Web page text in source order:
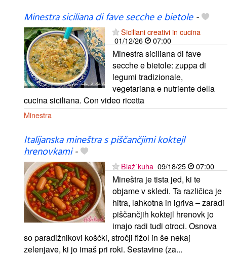
Minestra siciliana di fave secche e bietole-
Siciliani creativi in cucina
01/12/26
07:00
Minestra siciliana di fave
secche e bietole: zuppa di
legumi tradizionale,
vegetariana e nutriente della
cucina siciliana. Con video ricetta
Minestra
Italijanska mineštra s piščančjimi koktejl
hrenovkami-
Blaž`kuha 09/18/25 07:00
Mineštra je tista jed, ki te
objame v skledi. Ta različica je
hitra, lahkotna in igriva – zaradi
piščančjih koktejl hrenovk jo
imajo radi tudi otroci. Osnova
so paradižnikovi koščki, stročji fižol in še nekaj
zelenjave, ki jo imaš pri roki. Sestavine (za...